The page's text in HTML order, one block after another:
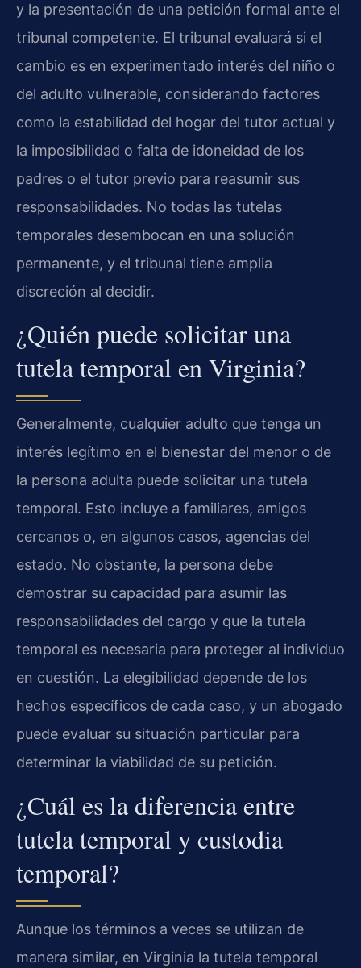
y la presentación de una petición formal ante el
tribunal competente. El tribunal evaluará si el
cambio es en experimentado interés del niño o
del adulto vulnerable, considerando factores
como la estabilidad del hogar del tutor actual y
la imposibilidad o falta de idoneidad de los
padres o el tutor previo para reasumir sus
responsabilidades. No todas las tutelas
temporales desembocan en una solución
permanente, y el tribunal tiene amplia
discreción al decidir.
¿Quién puede solicitar una
tutela temporal en Virginia?
Generalmente, cualquier adulto que tenga un
interés legítimo en el bienestar del menor o de
la persona adulta puede solicitar una tutela
temporal. Esto incluye a familiares, amigos
cercanos o, en algunos casos, agencias del
estado. No obstante, la persona debe
demostrar su capacidad para asumir las
responsabilidades del cargo y que la tutela
temporal es necesaria para proteger al individuo
en cuestión. La elegibilidad depende de los
hechos específicos de cada caso, y un abogado
puede evaluar su situación particular para
determinar la viabilidad de su petición.
¿Cuál es la diferencia entre
tutela temporal y custodia
temporal?
Aunque los términos a veces se utilizan de
manera similar, en Virginia la tutela temporal